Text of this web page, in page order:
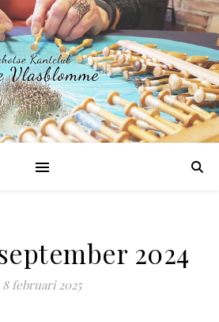
2024
8 februari 2025